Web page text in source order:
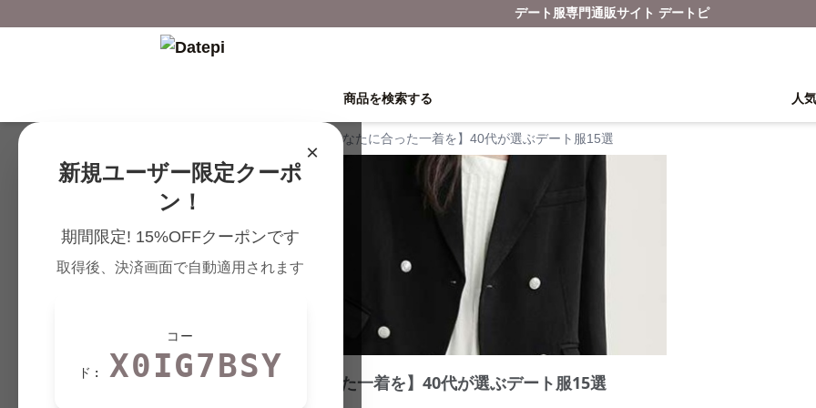
デート服専門通販サイト デートピ
商品を検索する 人
×
新規ユーザー限定クーポ
ン！
期間限定! 15%OFFクーポンです
取得後、決済画面で自動適用されます
コー
ド: X0IG7BSY
【あなたに合った一着を】40代が選ぶデート服15選
【あなたに合った一着を】40代が選ぶデート服15選